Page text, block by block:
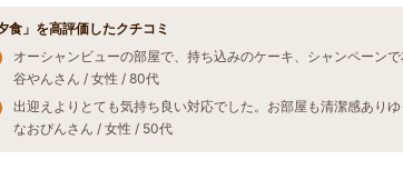
夕食」を高評価したクチコミ
谷やんさん / 女性 / 80代
なおぴんさん / 女性 / 50代